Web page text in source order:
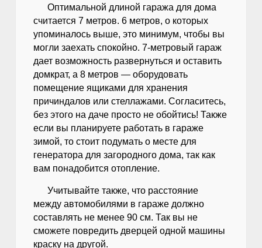
Оптимальной длиной гаража для дома
считается 7 метров. 6 метров, о которых
упоминалось выше, это минимум, чтобы вы
могли заехать спокойно. 7-метровый гараж
дает возможность развернуться и оставить
домкрат, а 8 метров — оборудовать
помещение ящиками для хранения
причиндалов или стеллажами. Согласитесь,
без этого на даче просто не обойтись! Также
если вы планируете работать в гараже
зимой, то стоит подумать о месте для
генератора для загородного дома, так как
вам понадобится отопление.
Учитывайте также, что расстояние
между автомобилями в гараже должно
составлять не менее 90 см. Так вы не
сможете повредить дверцей одной машины
краску на другой.